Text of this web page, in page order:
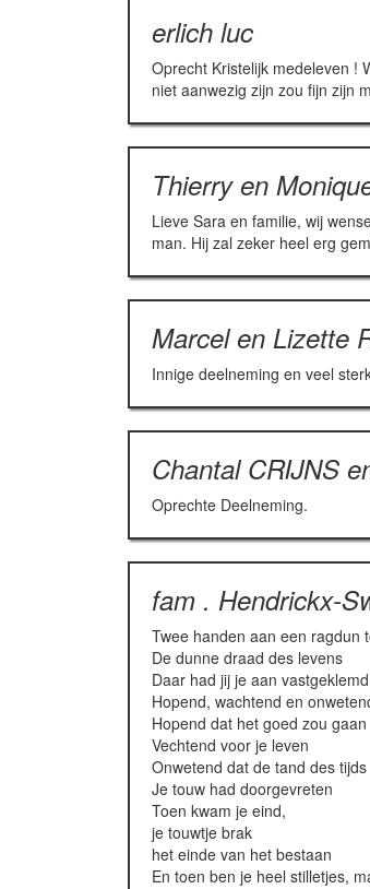
erlich luc
Oprecht Kristelijk medeleven !
niet aanwezig zijn zou fijn zijn
Thierry en
Lieve Sara en familie, wij
man. Hij zal zeker heel erg
Marcel en Lizette
Innige deelneming en veel
Chantal CRIJNS
Oprechte Deelneming.
fam . Hendrickx-
Twee handen aan een ragdun
De dunne draad des levens
Daar had jij je aan vastgeklemd
Hopend, wachtend en
Hopend dat het goed zou gaan
Vechtend voor je leven
Onwetend dat de tand des tijds
Je touw had doorgevreten
Toen kwam je eind,
je touwtje brak
het einde van het bestaan
En toen ben je heel stilletjes,